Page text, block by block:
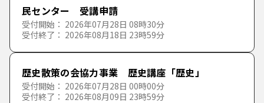
民センター 受講申請
受付開始： 2026年07月28日 08時30分
受付終了： 2026年08月18日 23時59分
歴史散策の会協力事業 歴史講座「歴史」
受付開始： 2026年07月28日 00時00分
受付終了： 2026年08月09日 23時59分